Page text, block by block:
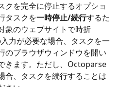
クを完全に停止するオプショ
タスクを一時停止/続行するた
象のウェブサイトで時折
力が必要な場合、タスクを一
のブラウザウィンドウを開い
きます。ただし、Octoparse
合、タスクを続行することは